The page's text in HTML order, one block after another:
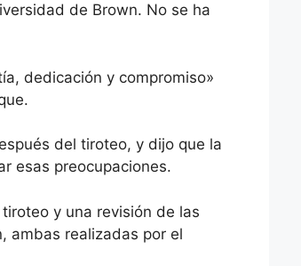
de Brown. No se ha
dedicación y compromiso»
del tiroteo, y dijo que la
esas preocupaciones.
y una revisión de las
ambas realizadas por el